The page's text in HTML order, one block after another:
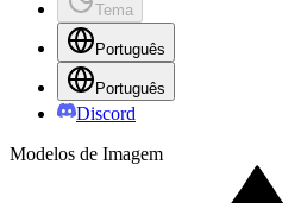
Tema
Português
Português
Discord
Modelos de Imagem